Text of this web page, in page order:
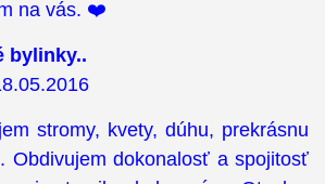
na vás. ❤️
bylinky..
stromy, kvety, dúhu, prekrásnu
Obdivujem dokonalosť a spojitosť